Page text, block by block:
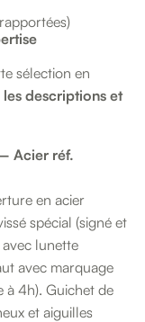
sélection en
les descriptions et
Acier réf.
en acier
spécial (signé et
lunette
avec marquage
à 4h). Guichet de
et aiguilles